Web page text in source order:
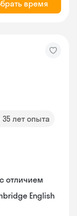
время
35 лет опыта
отличием
English